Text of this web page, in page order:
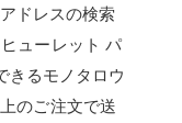
ドレスの検索
ューレット パ
きるモノタロウ
のご注文で送